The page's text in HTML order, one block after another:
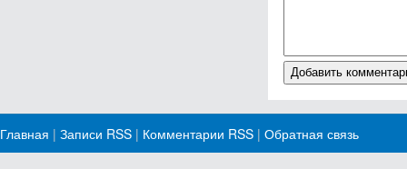
Главная | Записи RSS | Комментарии RSS | Обратная связь